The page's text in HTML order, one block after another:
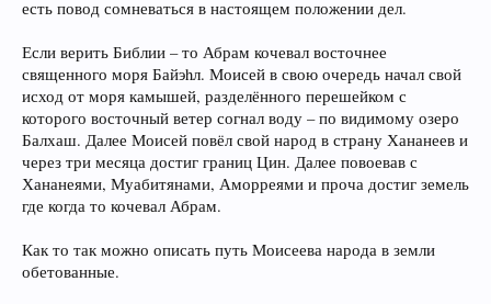
есть повод сомневаться в настоящем положении дел.
Если верить Библии – то Абрам кочевал восточнее
священного моря Байэhл. Моисей в свою очередь начал свой
исход от моря камышей, разделённого перешейком с
которого восточный ветер согнал воду – по видимому озеро
Балхаш. Далее Моисей повёл свой народ в страну Хананеев и
через три месяца достиг границ Цин. Далее повоевав с
Хананеями, Муабитянами, Аморреями и проча достиг земель
где когда то кочевал Абрам.
Как то так можно описать путь Моисеева народа в земли
обетованные.